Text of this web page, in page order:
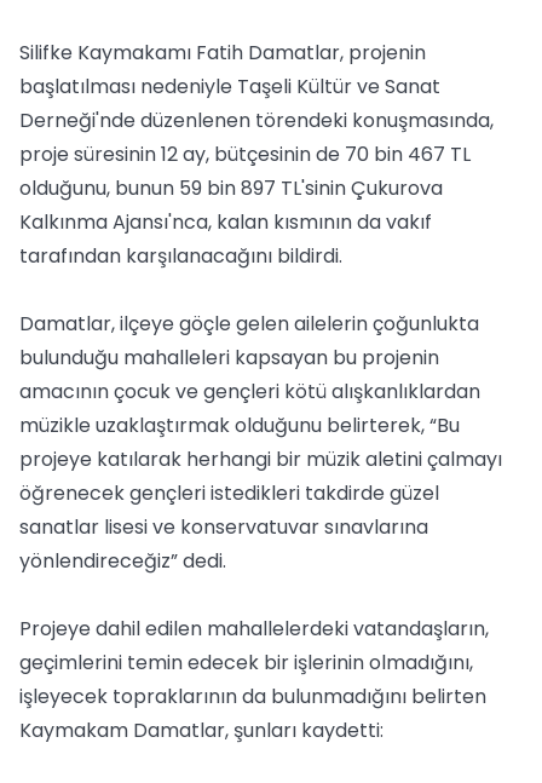
Silifke Kaymakamı Fatih Damatlar, projenin
başlatılması nedeniyle Taşeli Kültür ve Sanat
Derneği'nde düzenlenen törendeki konuşmasında,
proje süresinin 12 ay, bütçesinin de 70 bin 467 TL
olduğunu, bunun 59 bin 897 TL'sinin Çukurova
Kalkınma Ajansı'nca, kalan kısmının da vakıf
tarafından karşılanacağını bildirdi.
Damatlar, ilçeye göçle gelen ailelerin çoğunlukta
bulunduğu mahalleleri kapsayan bu projenin
amacının çocuk ve gençleri kötü alışkanlıklardan
müzikle uzaklaştırmak olduğunu belirterek, “Bu
projeye katılarak herhangi bir müzik aletini çalmayı
öğrenecek gençleri istedikleri takdirde güzel
sanatlar lisesi ve konservatuvar sınavlarına
yönlendireceğiz” dedi.
Projeye dahil edilen mahallelerdeki vatandaşların,
geçimlerini temin edecek bir işlerinin olmadığını,
işleyecek topraklarının da bulunmadığını belirten
Kaymakam Damatlar, şunları kaydetti: